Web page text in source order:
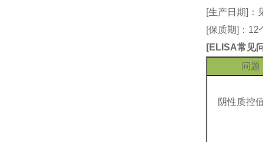
[生产日期]：
[保质期]：
[ELISA常见
问题
阴性质控